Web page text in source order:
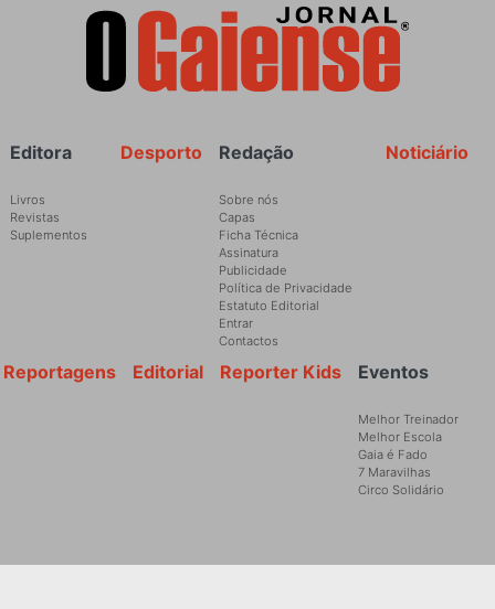
Rodapé Noticiário
Redação
Sobre nós
Capas
Ficha Técnica
Assinatura
Publicidade
Política de Privacidade
Estatuto Editorial
Entrar
Contactos
Desporto
Editora
Livros
Revistas
Suplementos
Eventos
Melhor Treinador
Melhor Escola
Gaia é Fado
7 Maravilhas
Circo Solidário
Reporter Kids
Editorial
Reportagens